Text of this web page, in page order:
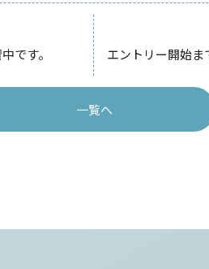
です。 エントリー開始ま
一覧へ